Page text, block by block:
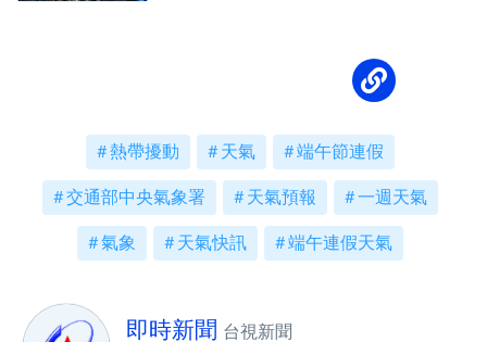
熱帶擾動 天氣 端午節連假
交通部中央氣象署 天氣預報 一週天氣
氣象 天氣快訊 端午連假天氣
即時新聞 台視新聞